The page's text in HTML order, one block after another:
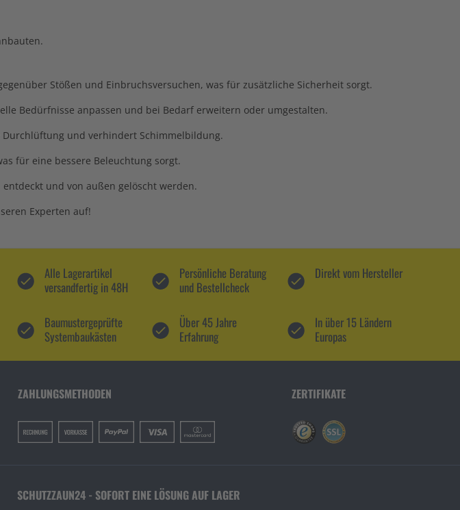
Stößen und Einbruchsversuchen, was für zusätzliche Sicherheit sorgt.
Bedürfnisse anpassen und bei Bedarf erweitern oder umgestalten.
und verhindert Schimmelbildung.
für eine bessere Beleuchtung sorgt.
und von außen gelöscht werden.
Experten auf!
Alle Lagerartikel
versandfertig in 48H
Persönliche Beratung
und Bestellcheck
Direkt vom Hersteller
Baumustergeprüfte
Systembaukästen
Über 45 Jahre
Erfahrung
In über 15 Ländern
Europas
ZAHLUNGSMETHODEN ZERTIFIKATE
SCHUTZZAUN24 - SOFORT EINE LÖSUNG AUF LAGER